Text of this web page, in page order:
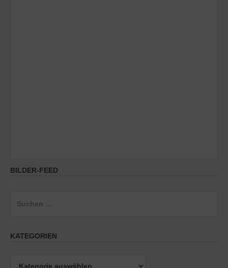
BILDER-FEED
KATEGORIEN